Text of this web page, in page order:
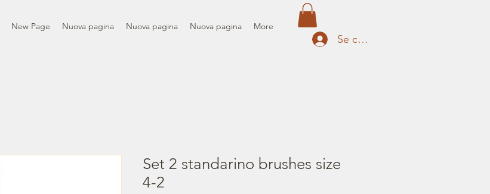
New Page Nuova pagina Nuova pagina Nuova pagina More
Se connecter
Set 2 standarino brushes size
4-2